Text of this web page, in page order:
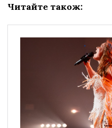
Читайте також: